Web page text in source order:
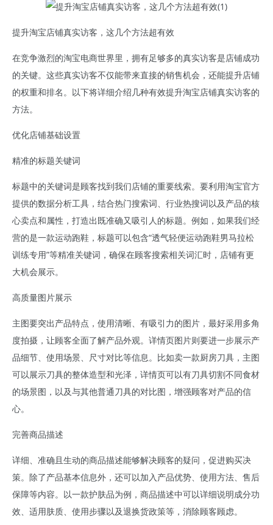
提升淘宝店铺真实访客，这几个方法超有效
在竞争激烈的淘宝电商世界里，拥有足够多的真实访客是店铺成功
的关键。这些真实访客不仅能带来直接的销售机会，还能提升店铺
的权重和排名。以下将详细介绍几种有效提升淘宝店铺真实访客的
方法。
优化店铺基础设置
精准的标题关键词
标题中的关键词是顾客找到我们店铺的重要线索。要利用淘宝官方
提供的数据分析工具，结合热门搜索词、行业热搜词以及产品的核
心卖点和属性，打造出既准确又吸引人的标题。例如，如果我们经
营的是一款运动跑鞋，标题可以包含“透气轻便运动跑鞋男马拉松
训练专用”等精准关键词，确保在顾客搜索相关词汇时，店铺有更
大机会展示。
高质量图片展示
主图要突出产品特点，使用清晰、有吸引力的图片，最好采用多角
度拍摄，让顾客全面了解产品外观。详情页图片则要进一步展示产
品细节、使用场景、尺寸对比等信息。比如卖一款厨房刀具，主图
可以展示刀具的整体造型和光泽，详情页可以有刀具切割不同食材
的场景图，以及与其他普通刀具的对比图，增强顾客对产品的信
心。
完善商品描述
详细、准确且生动的商品描述能够解决顾客的疑问，促进购买决
策。除了产品基本信息外，还可以加入产品优势、使用方法、售后
保障等内容。以一款护肤品为例，商品描述中可以详细说明成分功
效、适用肤质、使用步骤以及退换货政策等，消除顾客顾虑。